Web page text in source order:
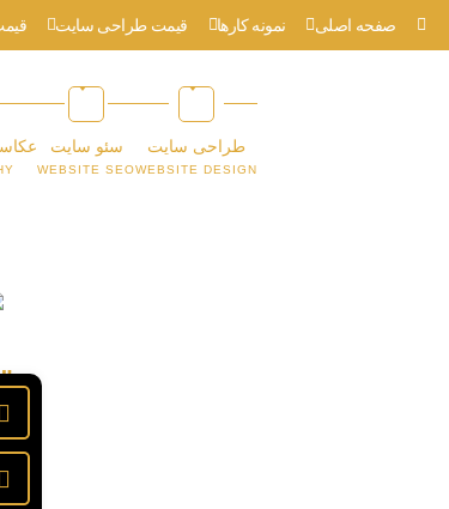
صفحه اصلی نمونه کارها قیمت طراحی سایت
طراحی سایت
WEBSITE DESIGN
سئو سایت
WEBSITE SEO